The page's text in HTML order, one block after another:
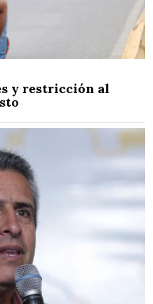
y restricción al